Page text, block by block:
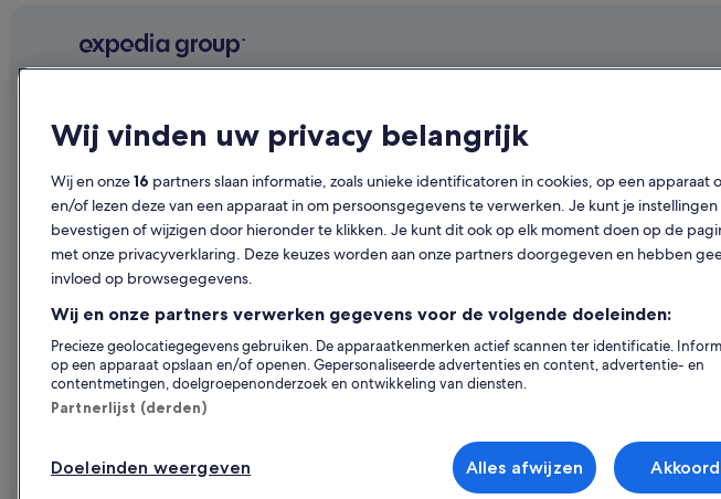
Hotels in Mahendradatta
Hotels met gratis ontbijt in Canggu
Hotels met uitzicht op zee in Canggu
Spa in Canggu
Over ons
Vacatures
Je accommodatie adverteren
Samenwerkingen
Persruimte
Adverteren
Reisgids Nederland
Hotels in Nederland
Vakantiehuizen in Nederland
Op vakantie in Nederland
Autoverhuur in Nederland
Andere accommodatietypes
© 2026 Expedia, Inc. - een bedrijf van Expedia Group. Alle rechten voorbehouden.
Wij vinden uw privacy belangrijk
Wij en onze16 partners slaan informatie, zoals unieke identificatoren in cookies, op een apparaat
en/of lezen deze van een apparaat in om persoonsgegevens te verwerken. Je kunt je instellingen
bevestigen of wijzigen door hieronder te klikken. Je kunt dit ook op elk moment doen op de
met onze privacyverklaring. Deze keuzes worden aan onze partners doorgegeven en hebben
invloed op browsegegevens.
Wij en onze partners verwerken gegevens voor de volgende doeleinden:
Precieze geolocatiegegevens gebruiken. De apparaatkenmerken actief scannen ter identificatie.
op een apparaat opslaan en/of openen. Gepersonaliseerde advertenties en content, advertentie- en
contentmetingen, doelgroepenonderzoek en ontwikkeling van diensten.
Partnerlijst (derden)
Doeleinden weergeven Alles afwijzen Akkoord